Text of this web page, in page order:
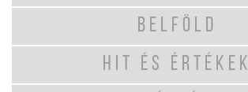
BELFÖLD
HIT ÉS ÉRTÉKEK